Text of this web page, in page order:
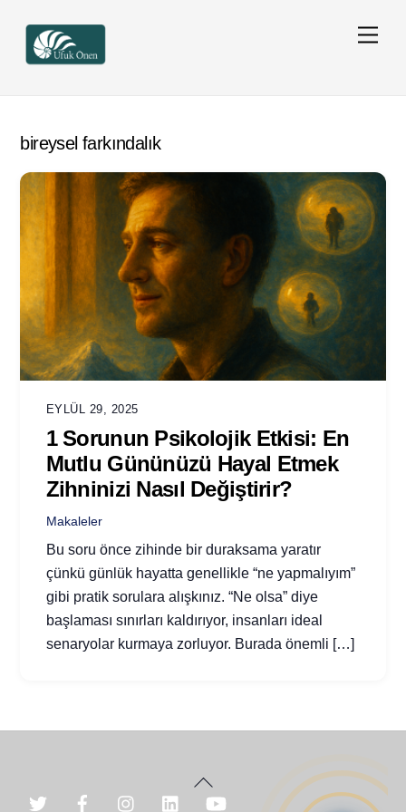
content
bireysel farkındalık
EYLÜL 29, 2025
1 Sorunun Psikolojik Etkisi: En
Mutlu Gününüzü Hayal Etmek
Zihninizi Nasıl Değiştirir?
Makaleler
Bu soru önce zihinde bir duraksama yaratır
çünkü günlük hayatta genellikle “ne yapmalıyım”
gibi pratik sorulara alışkınız. “Ne olsa” diye
başlaması sınırları kaldırıyor, insanları ideal
senaryolar kurmaya zorluyor. Burada önemli […]
Back
To